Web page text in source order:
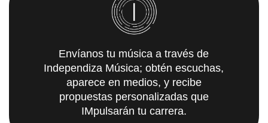
Envíanos tu música a través de
Independiza Música; obtén escuchas,
aparece en medios, y recibe
propuestas personalizadas que
IMpulsarán tu carrera.